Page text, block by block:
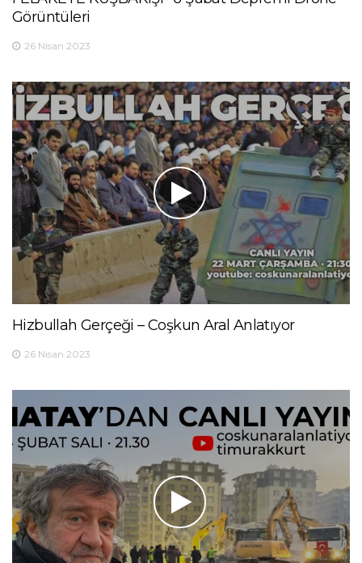
Görüntüleri
26 Nisan 2023
Hizbullah Gerçeği – Coşkun Aral Anlatıyor
26 Nisan 2023